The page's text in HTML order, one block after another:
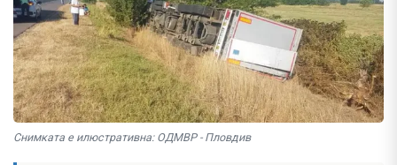
Снимката е илюстративна: ОДМВР - Пловдив